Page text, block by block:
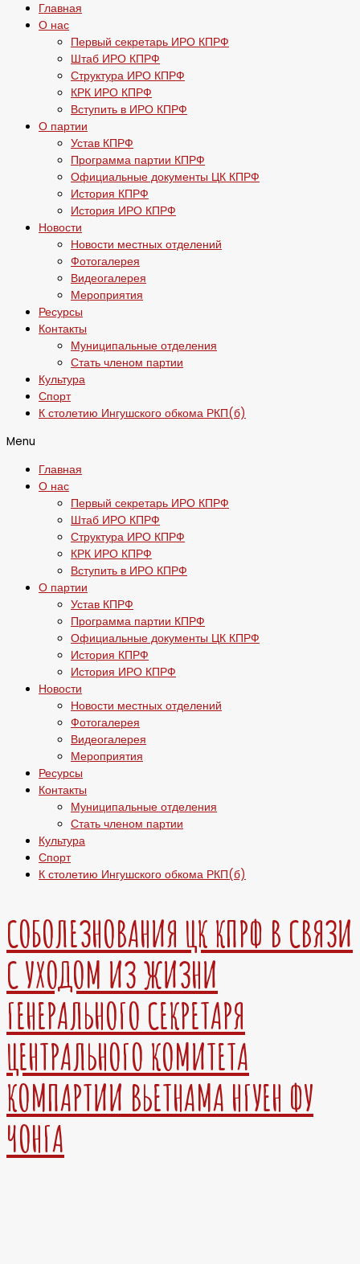
Главная
О нас
Первый секретарь ИРО КПРФ
Штаб ИРО КПРФ
Структура ИРО КПРФ
КРК ИРО КПРФ
Вступить в ИРО КПРФ
О партии
Устав КПРФ
Программа партии КПРФ
Официальные документы ЦК КПРФ
История КПРФ
История ИРО КПРФ
Новости
Новости местных отделений
Фотогалерея
Видеогалерея
Мероприятия
Ресурсы
Контакты
Муниципальные отделения
Стать членом партии
Культура
Спорт
К столетию Ингушского обкома РКП(б)
Menu
Главная
О нас
Первый секретарь ИРО КПРФ
Штаб ИРО КПРФ
Структура ИРО КПРФ
КРК ИРО КПРФ
Вступить в ИРО КПРФ
О партии
Устав КПРФ
Программа партии КПРФ
Официальные документы ЦК КПРФ
История КПРФ
История ИРО КПРФ
Новости
Новости местных отделений
Фотогалерея
Видеогалерея
Мероприятия
Ресурсы
Контакты
Муниципальные отделения
Стать членом партии
Культура
Спорт
К столетию Ингушского обкома РКП(б)
СОБОЛЕЗНОВАНИЯ ЦК КПРФ В СВЯЗИ
С УХОДОМ ИЗ ЖИЗНИ
ГЕНЕРАЛЬНОГО СЕКРЕТАРЯ
ЦЕНТРАЛЬНОГО КОМИТЕТА
КОМПАРТИИ ВЬЕТНАМА НГУЕН ФУ
ЧОНГА